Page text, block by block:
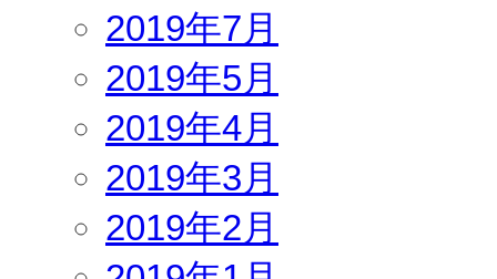
2019年7月
2019年5月
2019年4月
2019年3月
2019年2月